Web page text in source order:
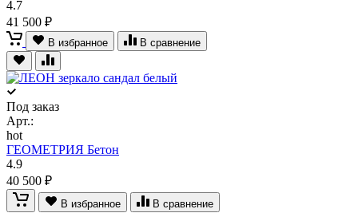
4.7
41 500 ₽
В избранное В сравнение
Под заказ
Арт.:
hot
ГЕОМЕТРИЯ Бетон
4.9
40 500 ₽
В избранное В сравнение